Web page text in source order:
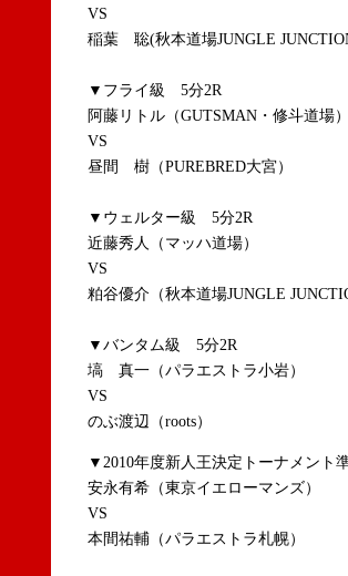
VS
稲葉 聡(秋本道場JUNGLE
▼フライ級 5分2R
阿藤リトル（GUTSMAN・修斗道場
VS
昼間 樹（PUREBRED大宮）
▼ウェルター級 5分2R
近藤秀人（マッハ道場）
VS
粕谷優介（秋本道場JUNGLE
▼バンタム級 5分2R
塙 真一（パラエストラ小岩）
VS
のぶ渡辺（roots）
▼2010年度新人王決定トーナメント
安永有希（東京イエローマンズ）
VS
本間祐輔（パラエストラ札幌）